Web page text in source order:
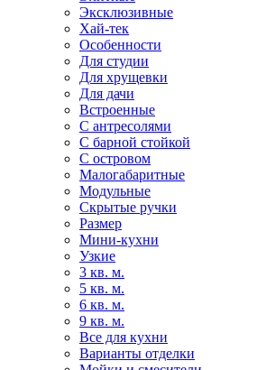
Эксклюзивные
Хай-тек
Особенности
Для студии
Для хрущевки
Для дачи
Встроенные
С антресолями
С барной стойкой
С островом
Малогабаритные
Модульные
Скрытые ручки
Размер
Мини-кухни
Узкие
3 кв. м.
5 кв. м.
6 кв. м.
9 кв. м.
Все для кухни
Варианты отделки